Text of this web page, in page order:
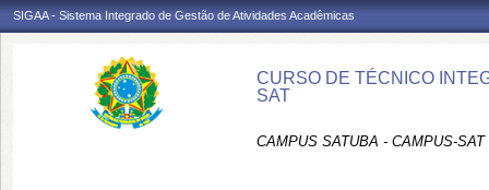
SIGAA - Sistema Integrado de Gestão de Atividades Acadêmicas
CURSO DE TÉCNICO
SAT
CAMPUS SATUBA - CAMPUS-SAT